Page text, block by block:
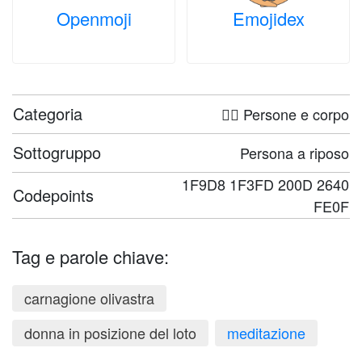
Openmoji Emojidex
Categoria 🤦‍♀️ Persone e corpo
Sottogruppo Persona a riposo
Codepoints
1F9D8 1F3FD 200D 2640
FE0F
Tag e parole chiave:
carnagione olivastra
donna in posizione del loto
meditazione